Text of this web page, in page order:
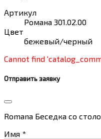
Артикул
Романа 301.02.00
Цвет
бежевый/черный
Cannot find
Отправить заявку
Romana Беседка со
Имя *